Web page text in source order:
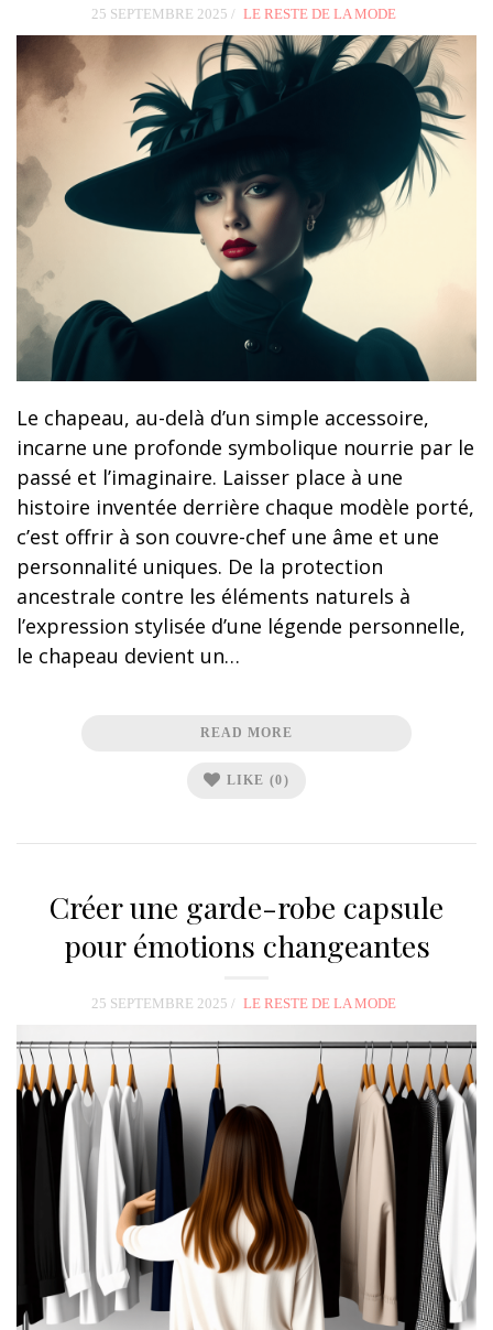
25 SEPTEMBRE 2025 LE RESTE DE LA MODE
Le chapeau, au-delà d’un simple accessoire,
incarne une profonde symbolique nourrie par le
passé et l’imaginaire. Laisser place à une
histoire inventée derrière chaque modèle porté,
c’est offrir à son couvre-chef une âme et une
personnalité uniques. De la protection
ancestrale contre les éléments naturels à
l’expression stylisée d’une légende personnelle,
le chapeau devient un…
READ MORE
LIKE (0)
Créer une garde-robe capsule
pour émotions changeantes
25 SEPTEMBRE 2025 LE RESTE DE LA MODE